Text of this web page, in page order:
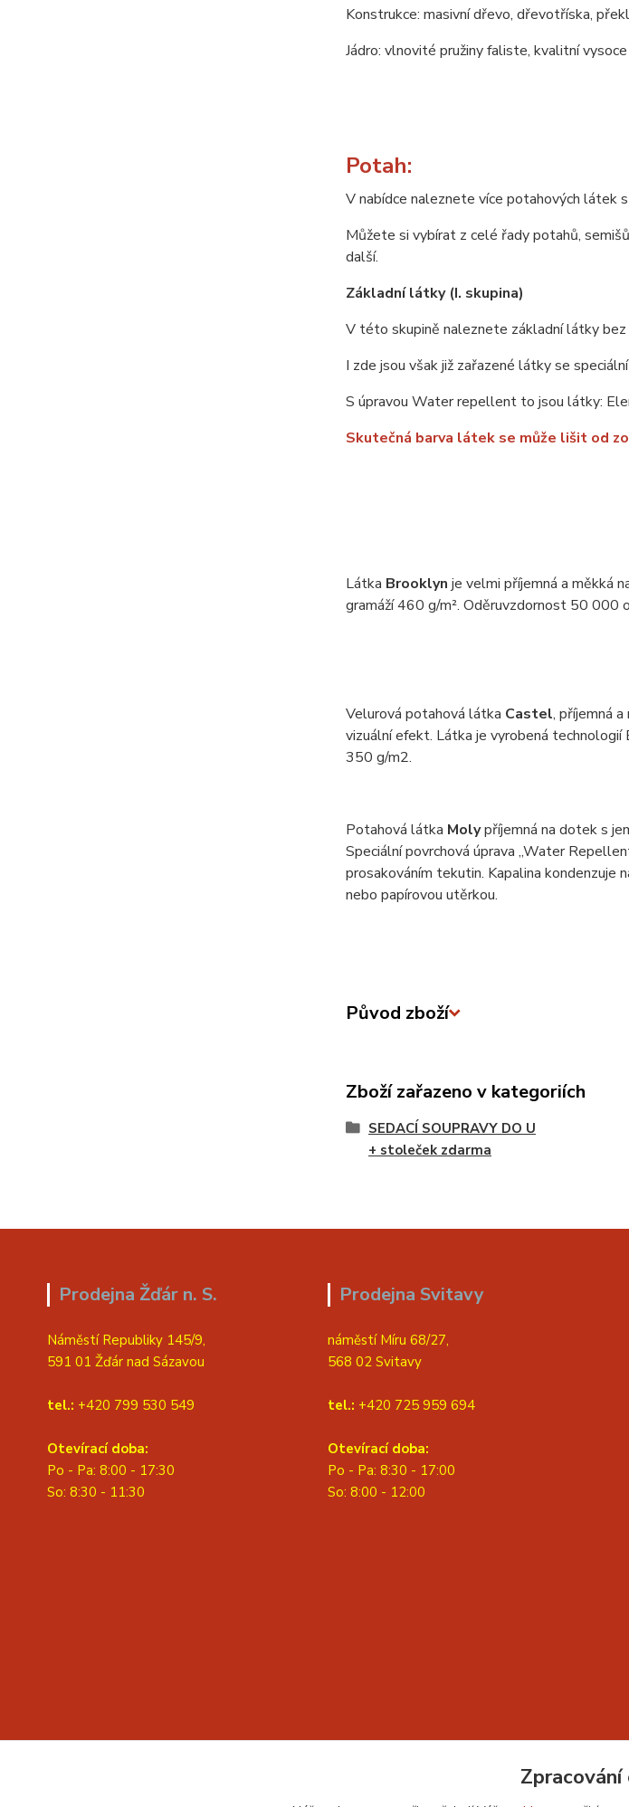
Konstrukce: masivní dřevo, dřevotříska,
Jádro: vlnovité pružiny faliste, kvalitní
Potah:
V nabídce naleznete více potahových látek
Můžete si vybírat z celé řady potahů,
další.
Základní látky (I. skupina)
V této skupině naleznete základní látky
I zde jsou však již zařazené látky se
S úpravou Water repellent to jsou látky:
Skutečná barva látek se může lišit od
Látka Brooklyn je velmi příjemná a měkká
gramáží 460 g/m². Oděruvzdornost 50 000
Velurová potahová látka Castel, příjemná
vizuální efekt. Látka je vyrobená
350 g/m2.
Potahová látka Molypříjemná na dotek s
Speciální povrchová úprava „Water
prosakováním tekutin. Kapalina kondenzuje
nebo papírovou utěrkou.
Původ zboží
Zboží zařazeno v kategoriích
SEDACÍ SOUPRAVY DO U
+ stoleček zdarma
Prodejna Žďár n. S.
Náměstí Republiky 145/9,
591 01 Žďár nad Sázavou
tel.: +420 799 530 549
Otevírací doba:
Po - Pa: 8:00 - 17:30
So: 8:30 - 11:30
Prodejna Svitavy
náměstí Míru 68/27,
568 02 Svitavy
tel.: +420 725 959 694
Otevírací doba:
Po - Pa: 8:30 - 17:00
So: 8:00 - 12:00
Zpracování